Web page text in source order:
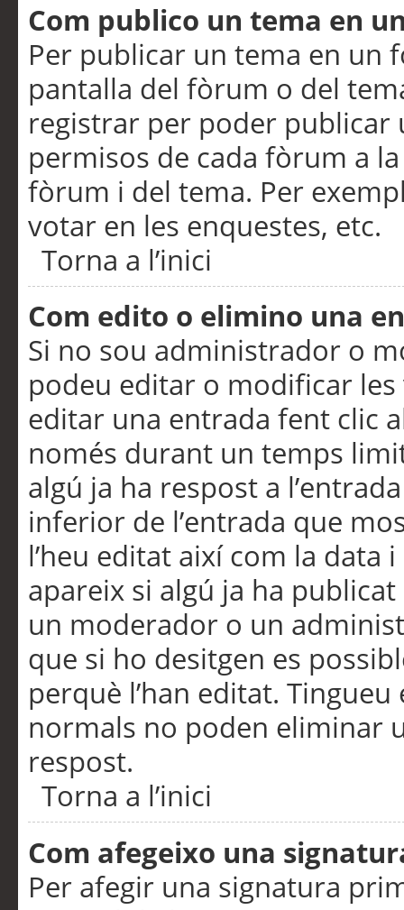
Com publico un tema en
Per publicar un tema en un
pantalla del fòrum o del
registrar per poder publicar
permisos de cada fòrum a
fòrum i del tema. Per
votar en les enquestes, etc.
Torna a l’inici
Com edito o elimino una
Si no sou administrador o
podeu editar o modificar
editar una entrada fent clic
només durant un temps
algú ja ha respost a
inferior de l’entrada que
l’heu editat així com la data
apareix si algú ja ha
un moderador o un
que si ho desitgen es
perquè l’han editat.
normals no poden eliminar
respost.
Torna a l’inici
Com afegeixo una
Per afegir una signatura